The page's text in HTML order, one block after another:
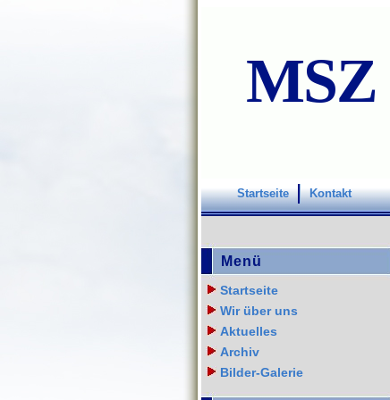
MSZ
Startseite Kontakt
Menü
Startseite
Wir über uns
Aktuelles
Archiv
Bilder-Galerie